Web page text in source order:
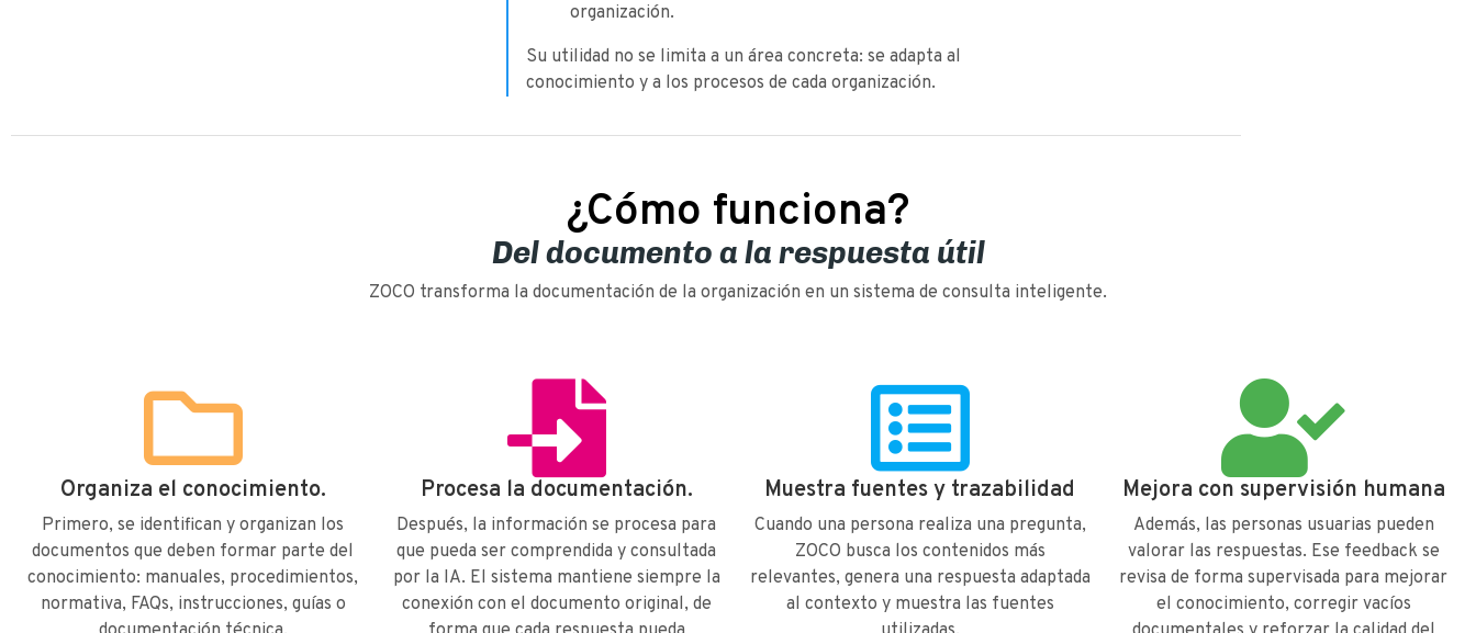
organización.
Su utilidad no se limita a un área concreta: se adapta al
conocimiento y a los procesos de cada organización.
¿Cómo funciona?
Del documento a la respuesta útil
ZOCO transforma la documentación de la organización en un sistema de consulta inteligente.
Organiza el conocimiento.
Primero, se identifican y organizan los
documentos que deben formar parte del
conocimiento: manuales, procedimientos,
normativa, FAQs, instrucciones, guías o
Procesa la documentación.
Después, la información se procesa para
que pueda ser comprendida y consultada
por la IA. El sistema mantiene siempre la
conexión con el documento original, de
Muestra fuentes y trazabilidad
Cuando una persona realiza una pregunta,
ZOCO busca los contenidos más
relevantes, genera una respuesta adaptada
al contexto y muestra las fuentes
Mejora con supervisión humana
Además, las personas usuarias pueden
valorar las respuestas. Ese feedback se
revisa de forma supervisada para mejorar
el conocimiento, corregir vacíos